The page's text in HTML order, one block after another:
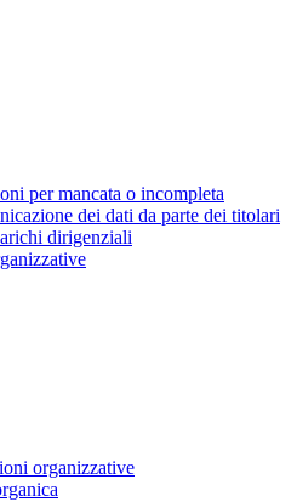
per mancata o incompleta
dei dati da parte dei titolari
dirigenziali
organizzative